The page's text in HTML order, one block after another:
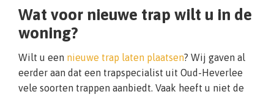
Wat voor nieuwe trap wilt u in de
woning?
Wilt u een nieuwe trap laten plaatsen? Wij gaven al
eerder aan dat een trapspecialist uit Oud-Heverlee
vele soorten trappen aanbiedt. Vaak heeft u niet de